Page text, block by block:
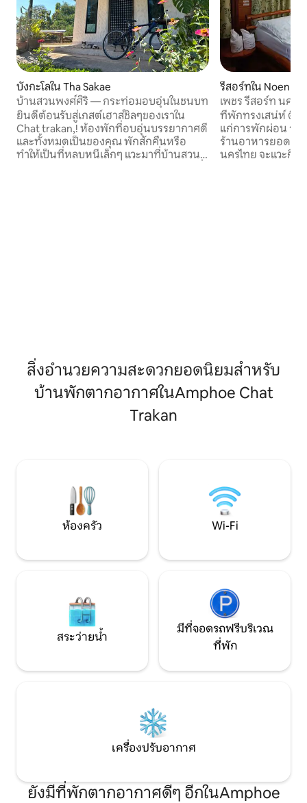
บังกะโลใน Tha Sakae
บ้านสวนพงศ์ศิริ — กระท่อมอบอุ่นในชนบท
ยินดีต้อนรับสู่เกสต์เฮาส์ชิลๆของเราใน
Chat trakan,! ห้องพักที่อบอุ่นบรรยากาศดี
และทั้งหมดเป็นของคุณ พักสักคืนหรือ
ทำให้เป็นที่หลบหนีเล็กๆ แวะมาที่บ้านสวน
รีสอร์ทใน Noen
เพชร รีสอร์ท นคร
Nakhonthai
ที่พักทรงเสน่ห์ ติดทุ่
แก่การพักผ่อน รา
ร้านอาหารยอดนิย
นครไทย จะแวะกิ
สิ่งอำนวยความสะดวกยอดนิยมสำหรับ
บ้านพักตากอากาศในAmphoe Chat
Trakan
ห้องครัว Wi-Fi
สระว่ายน้ำ
มีที่จอดรถฟรีบริเวณ
ที่พัก
เครื่องปรับอากาศ
ยังมีที่พักตากอากาศดีๆ อีกในAmphoe